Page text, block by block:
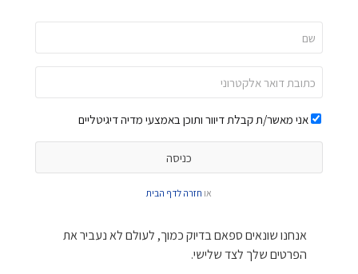
אני מאשר/ת קבלת דיוור ותוכן באמצעי מדיה דיגיטליים
או חזרה לדף הבית
אנחנו שונאים ספאם בדיוק כמוך, לעולם לא נעביר את
הפרטים שלך לצד שלישי.